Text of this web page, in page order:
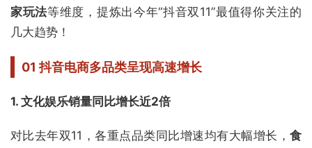
家玩法等维度，提炼出今年“抖音双11”最值得你关注的
几大趋势！
01抖音电商多品类呈现高速增长
1. 文化娱乐销量同比增长近2倍
对比去年双11，各重点品类同比增速均有大幅增长， 食